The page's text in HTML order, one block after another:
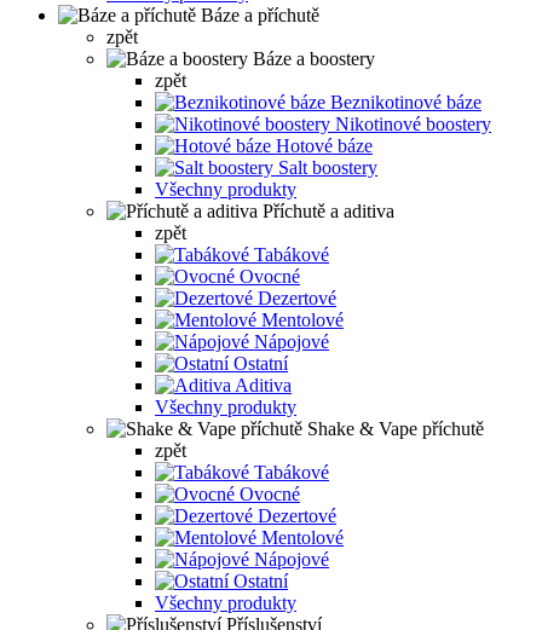
Báze a příchutě
zpět
Báze a boostery
zpět
Beznikotinové báze
Nikotinové boostery
Hotové báze
Salt boostery
Všechny produkty
Příchutě a aditiva
zpět
Tabákové
Ovocné
Dezertové
Mentolové
Nápojové
Ostatní
Aditiva
Všechny produkty
Shake & Vape příchutě
zpět
Tabákové
Ovocné
Dezertové
Mentolové
Nápojové
Ostatní
Všechny produkty
Příslušenství